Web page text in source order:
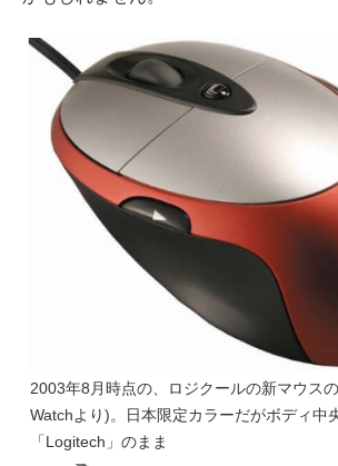
2003年8月時点の、ロジクールの新マウス
Watchより)。日本限定カラーだがボディ中
「Logitech」のまま